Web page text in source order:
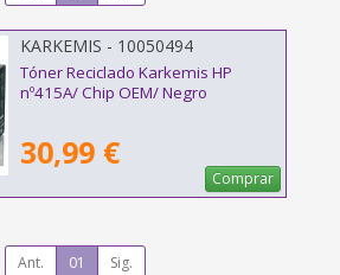
KARKEMIS - 10050494
Tóner Reciclado Karkemis HP
nº415A/ Chip OEM/ Negro
30,99 €
Comprar
Ant. 01 Sig.